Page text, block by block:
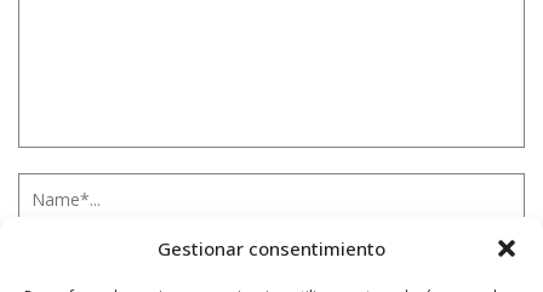
Gestionar consentimiento